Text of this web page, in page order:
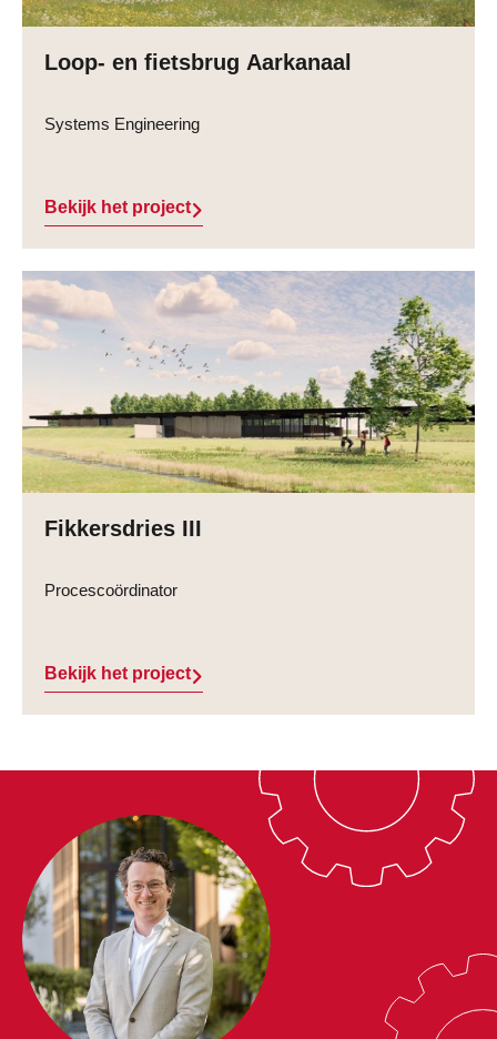
Loop- en fietsbrug Aarkanaal
Systems Engineering
Bekijk het project
Fikkersdries III
Procescoördinator
Bekijk het project